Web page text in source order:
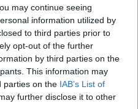
may continue seeing
information utilized by
to third parties prior to
opt-out of the further
by third parties on the
This information may
parties on the IAB’s List of
further disclose it to other